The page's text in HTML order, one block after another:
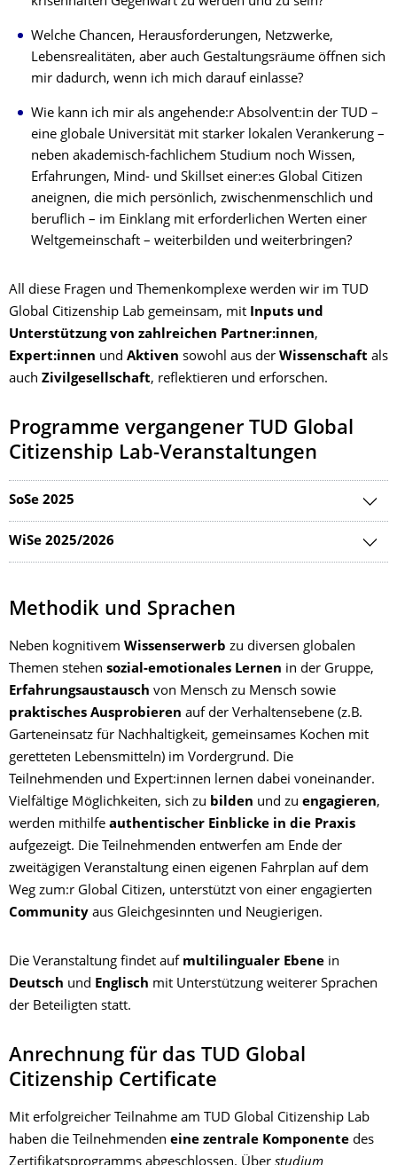
Welche Chancen, Herausforderungen, Netzwerke,
Lebensrealitäten, aber auch Gestaltungsräume öffnen sich
mir dadurch, wenn ich mich darauf einlasse?
Wie kann ich mir als angehende:r Absolvent:in der TUD –
eine globale Universität mit starker lokalen Verankerung –
neben akademisch-fachlichem Studium noch Wissen,
Erfahrungen, Mind- und Skillset einer:es Global Citizen
aneignen, die mich persönlich, zwischenmenschlich und
beruflich – im Einklang mit erforderlichen Werten einer
Weltgemeinschaft – weiterbilden und weiterbringen?
All diese Fragen und Themenkomplexe werden wir im TUD
Global Citizenship Lab gemeinsam, mit Inputs und
Unterstützung von zahlreichen Partner:innen,
Expert:innen und Aktiven sowohl aus der Wissenschaft als
auch Zivilgesellschaft, reflektieren und erforschen.
Programme vergangener TUD Global
Citizenship Lab-Veranstaltungen
SoSe 2025
WiSe 2025/2026
Methodik und Sprachen
Neben kognitivem Wissenserwerb zu diversen globalen
Themen stehen sozial-emotionales Lernen in der Gruppe,
Erfahrungsaustausch von Mensch zu Mensch sowie
praktisches Ausprobieren auf der Verhaltensebene (z.B.
Garteneinsatz für Nachhaltigkeit, gemeinsames Kochen mit
geretteten Lebensmitteln) im Vordergrund. Die
Teilnehmenden und Expert:innen lernen dabei voneinander.
Vielfältige Möglichkeiten, sich zu bilden und zu engagieren,
werden mithilfe authentischer Einblicke in die Praxis
aufgezeigt. Die Teilnehmenden entwerfen am Ende der
zweitägigen Veranstaltung einen eigenen Fahrplan auf dem
Weg zum:r Global Citizen, unterstützt von einer engagierten
Community aus Gleichgesinnten und Neugierigen.
Die Veranstaltung findet auf multilingualer Ebene in
Deutsch und Englisch mit Unterstützung weiterer Sprachen
der Beteiligten statt.
Anrechnung für das TUD Global
Citizenship Certificate
Mit erfolgreicher Teilnahme am TUD Global Citizenship Lab
haben die Teilnehmenden eine zentrale Komponente des